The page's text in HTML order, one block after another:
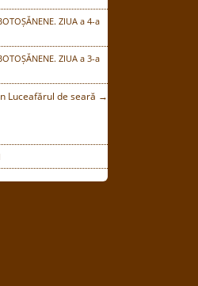
ZIUA a 4-a
ZIUA a 3-a
Luceafărul de seară →